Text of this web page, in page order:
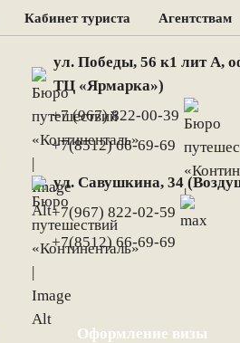
Кабинет туриста Агентствам
ул. Победы, 56 к1 лит А,
ТЦ «Ярмарка»)
+7 (967) 822-00-39
+7(8512) 66-69-69
ул. Савушкина, 34
+7(967) 822-02-59
+7(8512) 66-69-69
Оформление визы